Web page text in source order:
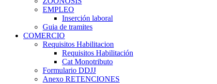
EMPLEO
Inserción laboral
Guia de tramites
COMERCIO
Requisitos Habilitacion
Requisitos Habilitación
Cat Monotributo
Formulario DDJJ
Anexo RETENCIONES